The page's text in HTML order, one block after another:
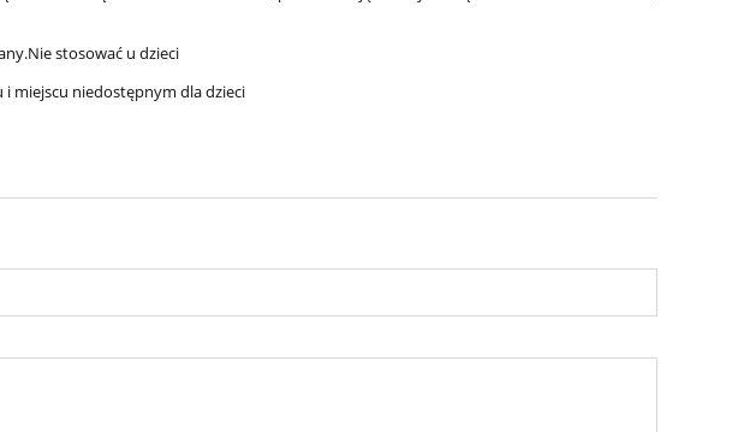
stosować u dzieci
miejscu niedostępnym dla dzieci